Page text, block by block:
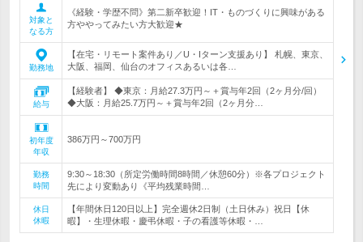
対象と
なる方
《経験・学歴不問》第二新卒歓迎！IT・ものづくりに興味がある
方ややってみたい方大歓迎★
勤務地
【在宅・リモート案件あり／U・Iターン支援あり】 札幌、東京、
大阪、福岡、仙台のオフィスあるいは各…
給与
【経験者】 ◆東京：月給27.3万円～＋賞与年2回（2ヶ月分/回）
◆大阪：月給25.7万円～＋賞与年2回（2ヶ月分…
初年度
年収
386万円～700万円
勤務
時間
9:30～18:30（所定労働時間8時間／休憩60分）※各プロジェクト
先により変動あり《平均残業時間…
休日
休暇
【年間休日120日以上】完全週休2日制（土日休み）祝日【休
暇】・生理休暇・慶弔休暇・子の看護等休暇・…